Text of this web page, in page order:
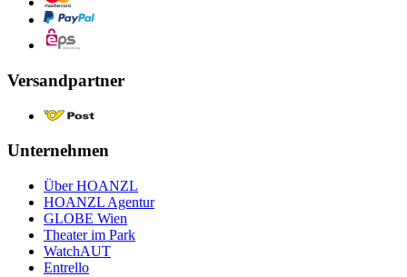
Versandpartner
Unternehmen
Über HOANZL
HOANZL Agentur
GLOBE Wien
Theater im Park
WatchAUT
Entrello